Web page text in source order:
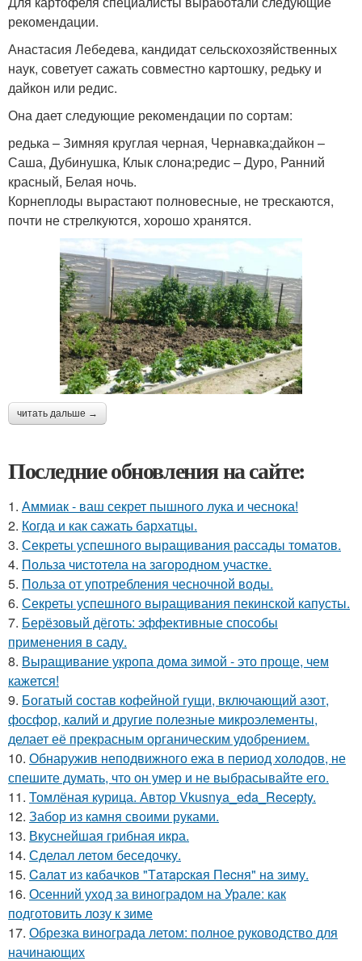
рекомендации.
Анастасия Лебедева, кандидат сельскохозяйственных
наук, советует сажать совместно картошку, редьку и
дайкон или редис.
Она дает следующие рекомендации по сортам:
редька – Зимняя круглая черная, Чернавка;дайкон –
Саша, Дубинушка, Клык слона;редис – Дуро, Ранний
красный, Белая ночь.
Корнеплоды вырастают полновесные, не трескаются,
почти не стрелкуются, хорошо хранятся.
читать дальше →
Последние обновления на сайте:
1. Аммиак - ваш секрет пышного лука и чеснока!
2. Когда и как сажать бархатцы.
3. Секреты успешного выращивания рассады томатов.
4. Польза чистотела на загородном участке.
5. Польза от употребления чесночной воды.
6. Секреты успешного выращивания пекинской капусты.
7. Берёзовый дёготь: эффективные способы
применения в саду.
8. Выращивание укропа дома зимой - это проще, чем
кажется!
9. Богатый состав кофейной гущи, включающий азот,
фосфор, калий и другие полезные микроэлементы,
делает её прекрасным органическим удобрением.
10. Обнаружив неподвижного ежа в период холодов, не
спешите думать, что он умер и не выбрасывайте его.
11. Томлёная курица. Автор Vkusnya_eda_Recepty.
12. Забор из камня своими руками.
13. Вкуснейшая грибная икра.
14. Сделал летом беседочку.
15. Caлaт из кaбaчкoв "Тaтapcкaя Пecня" нa зиму.
16. Осенний уход за виноградом на Урале: как
подготовить лозу к зиме
17. Обрезка винограда летом: полное руководство для
начинающих